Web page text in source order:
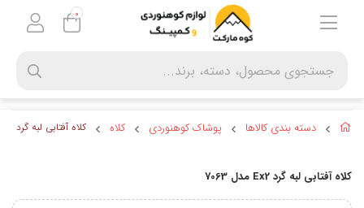
دسته بندی کالاها پوشاک کوهنوردی کلاه کلاه آفتابی لبه گرد Ex2 مدل 7063
کلاه آفتابی لبه گرد Ex2 مدل 7063
0